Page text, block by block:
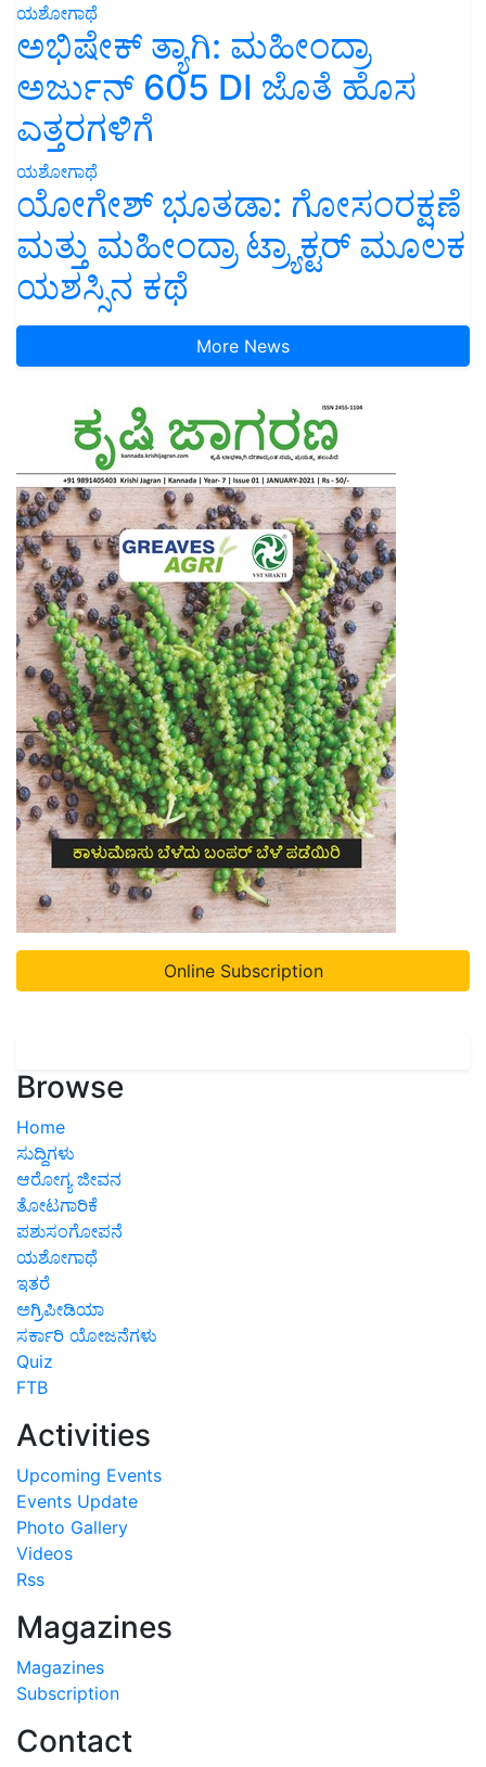
ಯಶೋಗಾಥೆ
ಅಭಿಷೇಕ್ ತ್ಯಾಗಿ: ಮಹೀಂದ್ರಾ
ಅರ್ಜುನ್ 605 DI ಜೊತೆ ಹೊಸ
ಎತ್ತರಗಳಿಗೆ
ಯಶೋಗಾಥೆ
ಯೋಗೇಶ್ ಭೂತಡಾ: ಗೋಸಂರಕ್ಷಣೆ
ಮತ್ತು ಮಹೀಂದ್ರಾ ಟ್ರ್ಯಾಕ್ಟರ್ ಮೂಲಕ
ಯಶಸ್ಸಿನ ಕಥೆ
More News
Online Subscription
Browse
Home
ಸುದ್ದಿಗಳು
ಆರೋಗ್ಯ ಜೀವನ
ತೋಟಗಾರಿಕೆ
ಪಶುಸಂಗೋಪನೆ
ಯಶೋಗಾಥೆ
ಇತರೆ
ಅಗ್ರಿಪೀಡಿಯಾ
ಸರ್ಕಾರಿ ಯೋಜನೆಗಳು
Quiz
FTB
Activities
Upcoming Events
Events Update
Photo Gallery
Videos
Rss
Magazines
Magazines
Subscription
Contact